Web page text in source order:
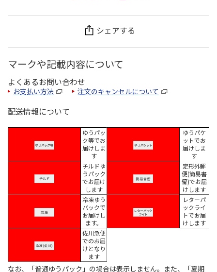
シェアする
マークや記載内容について
よくあるお問い合わせ
お支払い方法 注文のキャンセルについて
配送情報について
ゆうパッ
ク等でお
届けしま
す
ゆうパケ
ットでお
届けしま
す
チルドゆ
うパック
でお届け
します
定形外郵
便(簡易書
留)でお届
けします
冷凍ゆう
パックで
お届けし
ます。
レターパ
ックライ
トでお届
けします
佐川急便
でのお届
けとなり
ます
なお、「普通ゆうパック」の場合は表示しません。また、「夏期